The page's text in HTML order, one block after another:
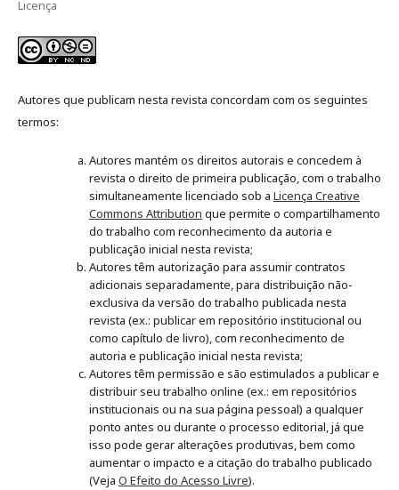
Licença
Autores que publicam nesta revista concordam com os seguintes
termos:
Autores mantém os direitos autorais e concedem à
revista o direito de primeira publicação, com o trabalho
simultaneamente licenciado sob a Licença Creative
Commons Attribution que permite o compartilhamento
do trabalho com reconhecimento da autoria e
publicação inicial nesta revista;
Autores têm autorização para assumir contratos
adicionais separadamente, para distribuição não-
exclusiva da versão do trabalho publicada nesta
revista (ex.: publicar em repositório institucional ou
como capítulo de livro), com reconhecimento de
autoria e publicação inicial nesta revista;
Autores têm permissão e são estimulados a publicar e
distribuir seu trabalho online (ex.: em repositórios
institucionais ou na sua página pessoal) a qualquer
ponto antes ou durante o processo editorial, já que
isso pode gerar alterações produtivas, bem como
aumentar o impacto e a citação do trabalho publicado
(Veja O Efeito do Acesso Livre).